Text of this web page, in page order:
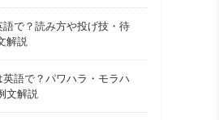
語で？読み方や投げ技・待
解説
英語で？パワハラ・モラハ
文解説